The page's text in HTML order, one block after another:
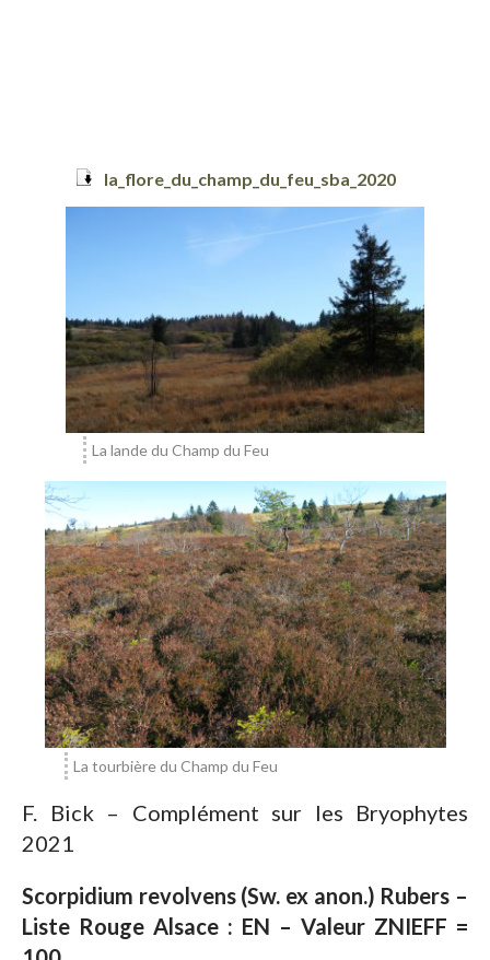
la_flore_du_champ_du_feu_sba_2020
La lande du Champ du Feu
La tourbière du Champ du Feu
F. Bick – Complément sur les Bryophytes
2021
Scorpidium revolvens (Sw. ex anon.) Rubers –
Liste Rouge Alsace : EN – Valeur ZNIEFF =